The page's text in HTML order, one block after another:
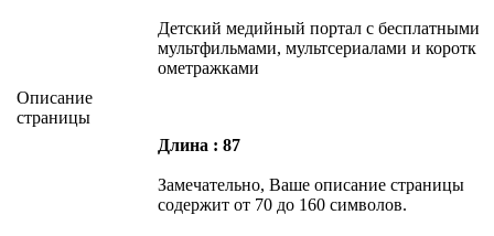
Описание
страницы
Детский медийный портал с бесплатными
мультфильмами, мультсериалами и коротк
ометражками
Длина : 87
Замечательно, Ваше описание страницы
содержит от 70 до 160 символов.